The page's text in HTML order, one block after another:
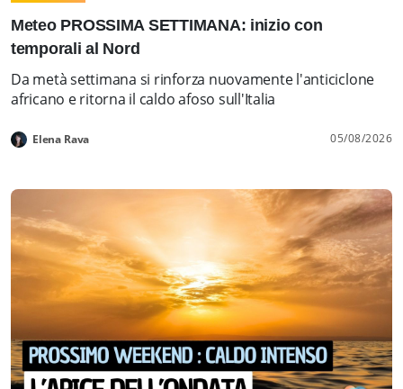
Meteo PROSSIMA SETTIMANA: inizio con
temporali al Nord
Da metà settimana si rinforza nuovamente l'anticiclone
africano e ritorna il caldo afoso sull'Italia
Elena Rava 05/08/2026